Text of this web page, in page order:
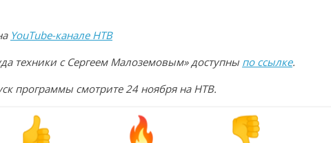
YouTube-канале НТВ
техники с Сергеем Малоземовым» доступны по ссылке.
программы смотрите 24 ноября на НТВ.